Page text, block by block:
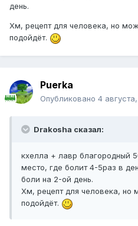
день.
Хм, рецепт для человека, но
подойдёт.
Puerka
Опубликовано 4
Drakosha сказал:
кхелла + лавр благородный
место, где болит 4-5раз в
боли на 2-ой день.
Хм, рецепт для человека, но
подойдёт.